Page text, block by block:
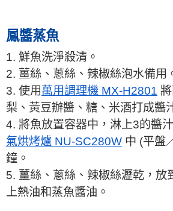
鳳醬蒸魚
1. 鮮魚洗淨殺清。
2. 薑絲、蔥絲、辣椒絲泡水備用
3. 使用萬用調理機 MX-H2801
梨、黃豆辦醬、糖、米酒打成醬
4. 將魚放置容器中，淋上3的醬
氣烘烤爐 NU-SC280W 中 (平盤
鐘。
5. 薑絲、蔥絲、辣椒絲瀝乾，放
上熱油和蒸魚醬油。